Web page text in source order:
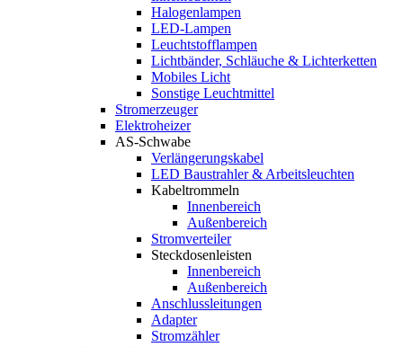
Halogenlampen
LED-Lampen
Leuchtstofflampen
Lichtbänder, Schläuche & Lichterketten
Mobiles Licht
Sonstige Leuchtmittel
Stromerzeuger
Elektroheizer
AS-Schwabe
Verlängerungskabel
LED Baustrahler & Arbeitsleuchten
Kabeltrommeln
Innenbereich
Außenbereich
Stromverteiler
Steckdosenleisten
Innenbereich
Außenbereich
Anschlussleitungen
Adapter
Stromzähler